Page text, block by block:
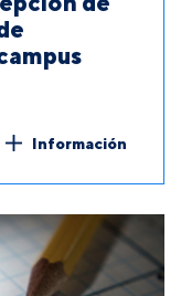
Información